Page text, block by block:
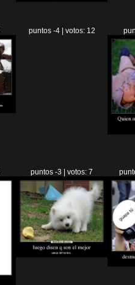
puntos -4 | votos: 12
puntos -3 | votos: 7